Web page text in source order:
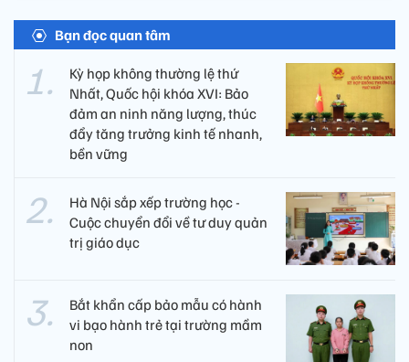
Bạn đọc quan tâm
Kỳ họp không thường lệ thứ
Nhất, Quốc hội khóa XVI: Bảo
đảm an ninh năng lượng, thúc
đẩy tăng trưởng kinh tế nhanh,
bền vững
Hà Nội sắp xếp trường học -
Cuộc chuyển đổi về tư duy quản
trị giáo dục
Bắt khẩn cấp bảo mẫu có hành
vi bạo hành trẻ tại trường mầm
non